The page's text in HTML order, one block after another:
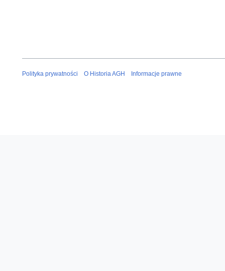
Polityka prywatności O Historia AGH Informacje prawne